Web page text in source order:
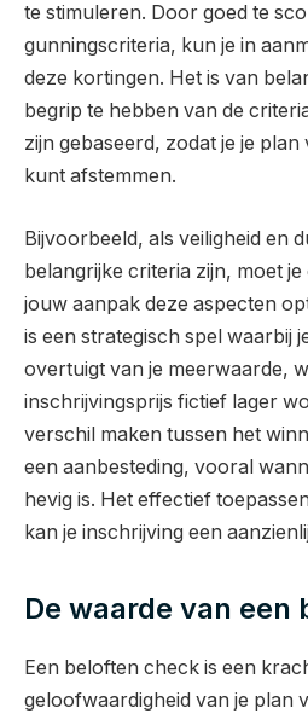
te stimuleren. Door goed te
gunningscriteria, kun je in
deze kortingen. Het is van
begrip te hebben van de
zijn gebaseerd, zodat je je
kunt afstemmen.
Bijvoorbeeld, als veiligheid en
belangrijke criteria zijn, moet
jouw aanpak deze aspecten
is een strategisch spel waarbij
overtuigt van je meerwaarde,
inschrijvingsprijs fictief lager
verschil maken tussen het
een aanbesteding, vooral
hevig is. Het effectief
kan je inschrijving een
De waarde van
Een beloften check is een
geloofwaardigheid van je plan